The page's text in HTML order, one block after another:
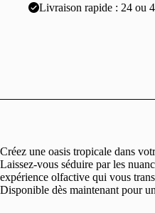
Livraison rapide : 24 ou
Créez une oasis tropicale dans
Laissez-vous séduire par les
expérience olfactive qui vous
Disponible dès maintenant pour